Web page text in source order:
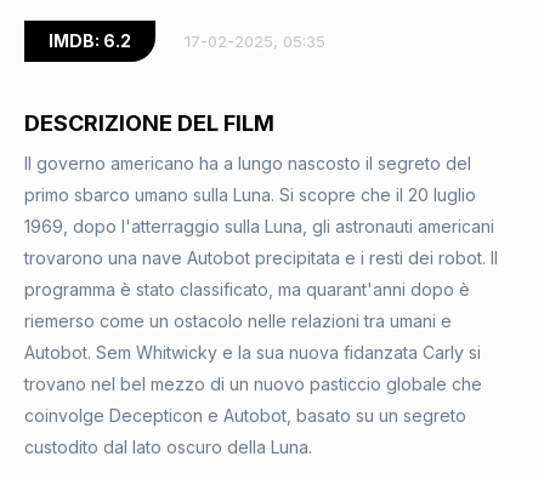
IMDB: 6.2 17-02-2025, 05:35
DESCRIZIONE DEL FILM
Il governo americano ha a lungo nascosto il segreto del
primo sbarco umano sulla Luna. Si scopre che il 20 luglio
1969, dopo l'atterraggio sulla Luna, gli astronauti americani
trovarono una nave Autobot precipitata e i resti dei robot. Il
programma è stato classificato, ma quarant'anni dopo è
riemerso come un ostacolo nelle relazioni tra umani e
Autobot. Sem Whitwicky e la sua nuova fidanzata Carly si
trovano nel bel mezzo di un nuovo pasticcio globale che
coinvolge Decepticon e Autobot, basato su un segreto
custodito dal lato oscuro della Luna.